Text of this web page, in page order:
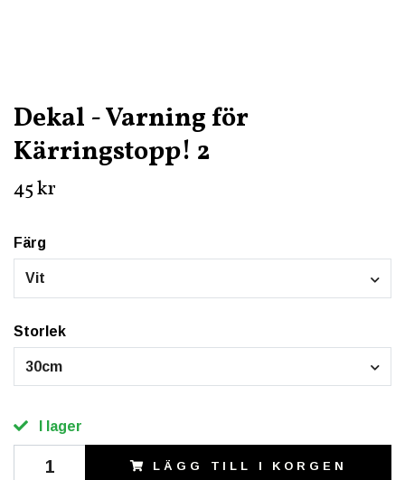
Dekal - Varning för
Kärringstopp! 2
45 kr
Färg
Vit
Storlek
30cm
I lager
LÄGG TILL I KORGEN